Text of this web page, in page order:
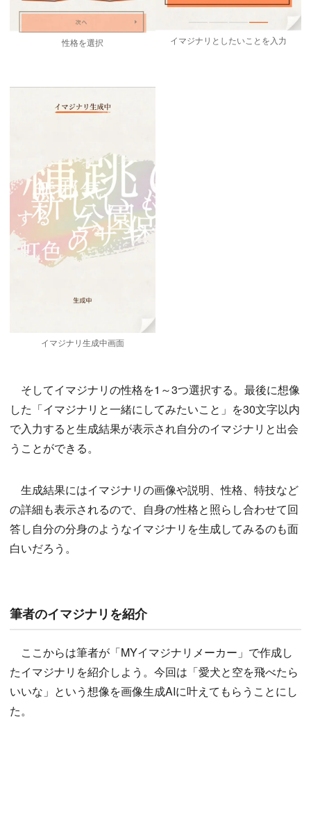
性格を選択 イマジナリとしたいことを入力
イマジナリ生成中画面
そしてイマジナリの性格を1～3つ選択する。最後に想像
した「イマジナリと一緒にしてみたいこと」を30文字以内
で入力すると生成結果が表示され自分のイマジナリと出会
うことができる。
生成結果にはイマジナリの画像や説明、性格、特技など
の詳細も表示されるので、自身の性格と照らし合わせて回
答し自分の分身のようなイマジナリを生成してみるのも面
白いだろう。
筆者のイマジナリを紹介
ここからは筆者が「MYイマジナリメーカー」で作成し
たイマジナリを紹介しよう。今回は「愛犬と空を飛べたら
いいな」という想像を画像生成AIに叶えてもらうことにし
た。